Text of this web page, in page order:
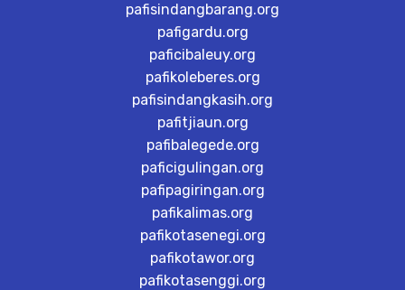
pafisindangbarang.org
pafigardu.org
paficibaleuy.org
pafikoleberes.org
pafisindangkasih.org
pafitjiaun.org
pafibalegede.org
paficigulingan.org
pafipagiringan.org
pafikalimas.org
pafikotasenegi.org
pafikotawor.org
pafikotasenggi.org